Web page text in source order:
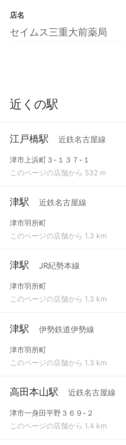
店名
セイムス三重大前薬局
近くの駅
江戸橋駅 近鉄名古屋線
津市上浜町３-１３７-１
このページの店舗から 532 m
津駅 近鉄名古屋線
津市羽所町
このページの店舗から 1.3 km
津駅 JR紀勢本線
津市羽所町
このページの店舗から 1.3 km
津駅 伊勢鉄道伊勢線
津市羽所町
このページの店舗から 1.3 km
高田本山駅 近鉄名古屋線
津市一身田平野３６９-２
このページの店舗から 1.4 km